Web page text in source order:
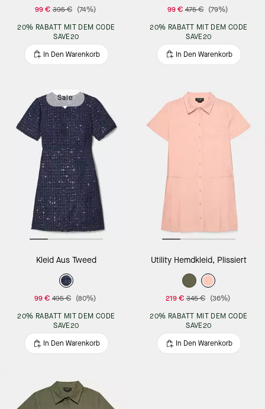
99 € 395 € (74%)
20% RABATT MIT DEM CODE
SAVE20
In Den Warenkorb
99 € 475 € (79%)
20% RABATT MIT DEM CODE
SAVE20
In Den Warenkorb
Sale
Kleid Aus Tweed
99 € 495 € (80%)
20% RABATT MIT DEM CODE
SAVE20
In Den Warenkorb
Utility Hemdkleid, Plissiert
219 € 345 € (36%)
20% RABATT MIT DEM CODE
SAVE20
In Den Warenkorb